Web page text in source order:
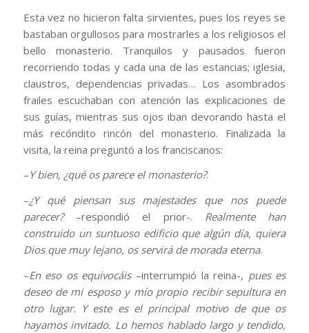
Esta vez no hicieron falta sirvientes, pues los reyes se
bastaban orgullosos para mostrarles a los religiosos el
bello monasterio. Tranquilos y pausados fueron
recorriendo todas y cada una de las estancias; iglesia,
claustros, dependencias privadas… Los asombrados
frailes escuchaban con atención las explicaciones de
sus guías, mientras sus ojos iban devorando hasta el
más recóndito rincón del monasterio. Finalizada la
visita, la reina preguntó a los franciscanos:
–Y bien, ¿qué os parece el monasterio?.
–¿Y qué piensan sus majestades que nos puede
parecer?–respondió el prior-. Realmente han
construido un suntuoso edificio que algún día, quiera
Dios que muy lejano, os servirá de morada eterna.
–En eso os equivocáis–interrumpió la reina-, pues es
deseo de mi esposo y mío propio recibir sepultura en
otro lugar. Y este es el principal motivo de que os
hayamos invitado. Lo hemos hablado largo y tendido,